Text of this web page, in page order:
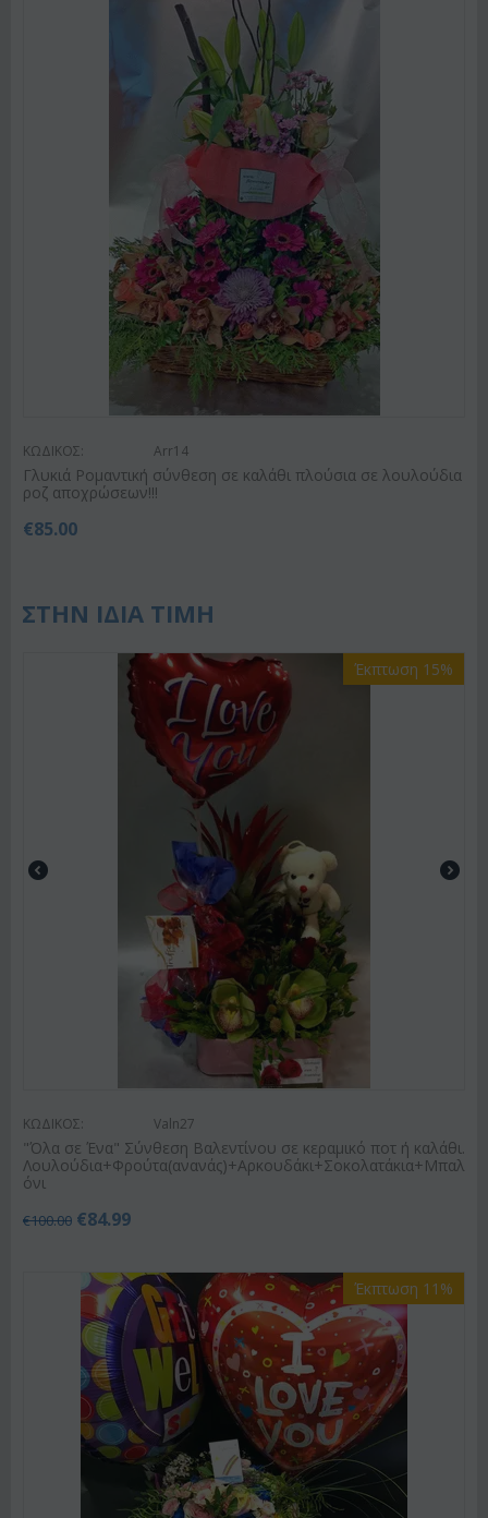
ΚΩΔΙΚΟΣ: Arr14
Γλυκιά Ρομαντική σύνθεση σε καλάθι πλούσια σε λουλούδια
ροζ αποχρώσεων!!!
€85.00
ΣΤΗΝ ΙΔΙΑ ΤΙΜΗ
Έκπτωση 15%
ΚΩΔΙΚΟΣ: Valn27
"Όλα σε Ένα" Σύνθεση Βαλεντίνου σε κεραμικό ποτ ή καλάθι.
Λουλούδια+Φρούτα(ανανάς)+Αρκουδάκι+Σοκολατάκια+Μπαλ
όνι
€100.00 €84.99
Έκπτωση 11%